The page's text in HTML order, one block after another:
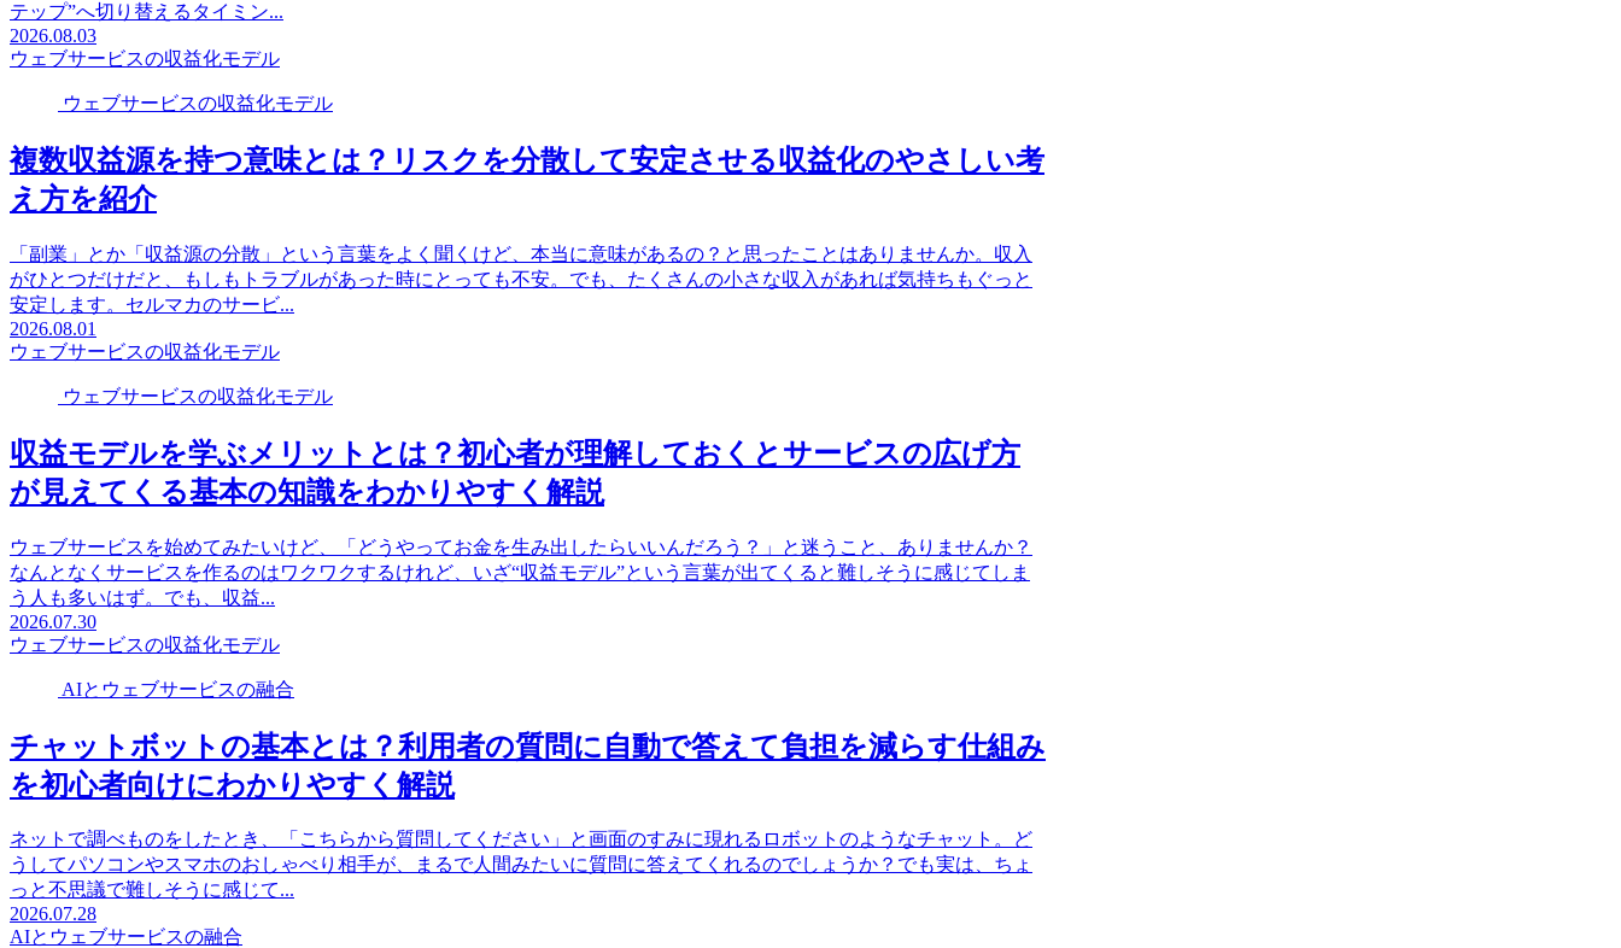
テップ”へ切り替えるタイミン...
2026.08.03
ウェブサービスの収益化モデル
ウェブサービスの収益化モデル
複数収益源を持つ意味とは？リスクを分散して安定させる収益化のやさしい考
え方を紹介
「副業」とか「収益源の分散」という言葉をよく聞くけど、本当に意味があるの？と思ったことはありませんか。収入
がひとつだけだと、もしもトラブルがあった時にとっても不安。でも、たくさんの小さな収入があれば気持ちもぐっと
安定します。セルマカのサービ...
2026.08.01
ウェブサービスの収益化モデル
ウェブサービスの収益化モデル
収益モデルを学ぶメリットとは？初心者が理解しておくとサービスの広げ方
が見えてくる基本の知識をわかりやすく解説
ウェブサービスを始めてみたいけど、「どうやってお金を生み出したらいいんだろう？」と迷うこと、ありませんか？
なんとなくサービスを作るのはワクワクするけれど、いざ“収益モデル”という言葉が出てくると難しそうに感じてしま
う人も多いはず。でも、収益...
2026.07.30
ウェブサービスの収益化モデル
AIとウェブサービスの融合
チャットボットの基本とは？利用者の質問に自動で答えて負担を減らす仕組み
を初心者向けにわかりやすく解説
ネットで調べものをしたとき、「こちらから質問してください」と画面のすみに現れるロボットのようなチャット。ど
うしてパソコンやスマホのおしゃべり相手が、まるで人間みたいに質問に答えてくれるのでしょうか？でも実は、ちょ
っと不思議で難しそうに感じて...
2026.07.28
AIとウェブサービスの融合